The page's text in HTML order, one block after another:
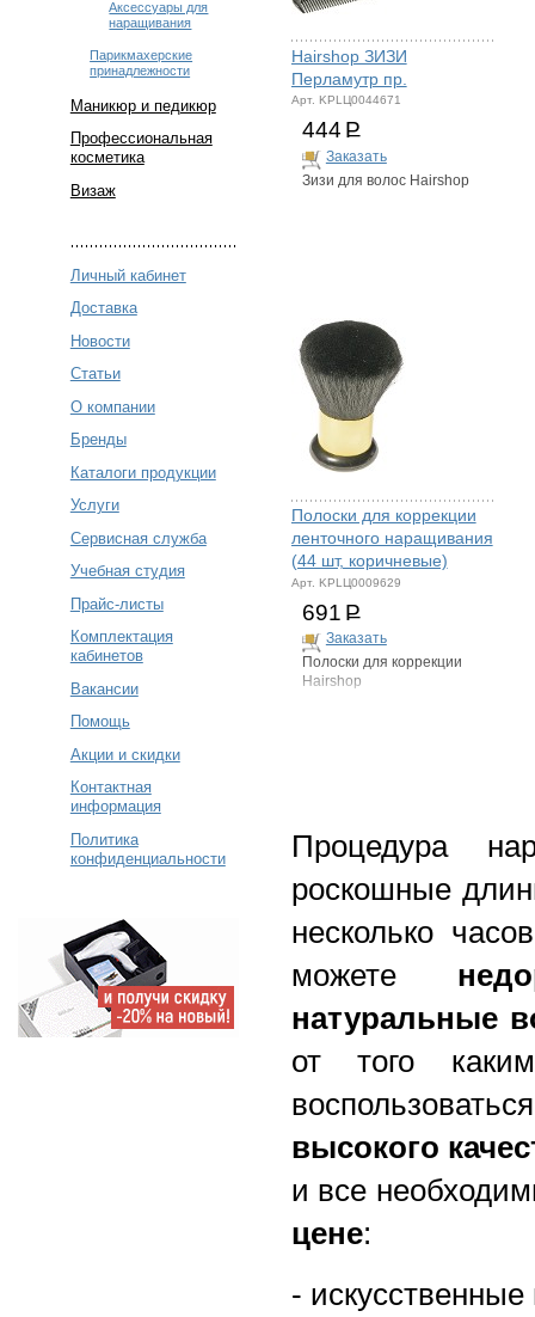
Аксессуары для
наращивания
Парикмахерские
принадлежности
Маникюр и педикюр
Профессиональная
косметика
Визаж
Личный кабинет
Доставка
Новости
Статьи
О компании
Бренды
Каталоги продукции
Услуги
Сервисная служба
Учебная студия
Прайс-листы
Комплектация
кабинетов
Вакансии
Помощь
Акции и скидки
Контактная
информация
Политика
конфиденциальности
Hairshop ЗИЗИ
Перламутр пр.
Арт. KPLЦ0044671
444 Р
Заказать
Зизи для волос Hairshop
Полоски для коррекции
ленточного наращивания
(44 шт, коричневые)
Арт. KPLЦ0009629
691 Р
Заказать
Полоски для коррекции
Hairshop
Процедура
роскошные
несколько
можете
натуральные
от того
высокого
и все
цене:
-